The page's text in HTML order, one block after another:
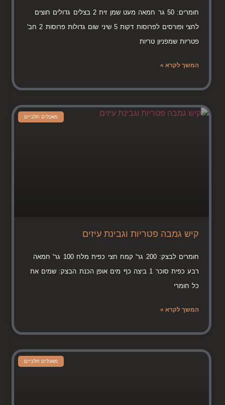
חומרים: 50 גר חמאה מעט שמן זית 2 בצלים גדולים חוצים
לחצי ופורסים לפרוסות דקות 5 שיני שום גדולות פרוסות 2 חב'
פטריות שמפניון טריות
המשך לקרא »
מאכלים חלביים
קיש גמבה פטריות וגבינת עיזים
חומרים לבצק: 200 גר' קמח חצי כפית מלח 100 גר' חמאה
רבע כפית סוכר 1 ביצה כף מים אופן הכנת הבצק: שמים את
כל חומרי
המשך לקרא »
מאכלים חלביים